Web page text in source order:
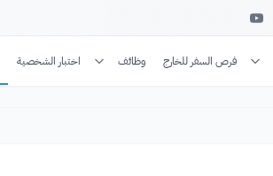
فرص السفر للخارج وظائف اختبار الشخصية